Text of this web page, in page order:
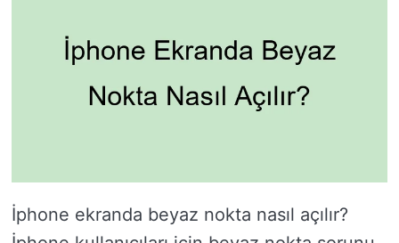
İphone ekranda beyaz nokta nasıl açılır?